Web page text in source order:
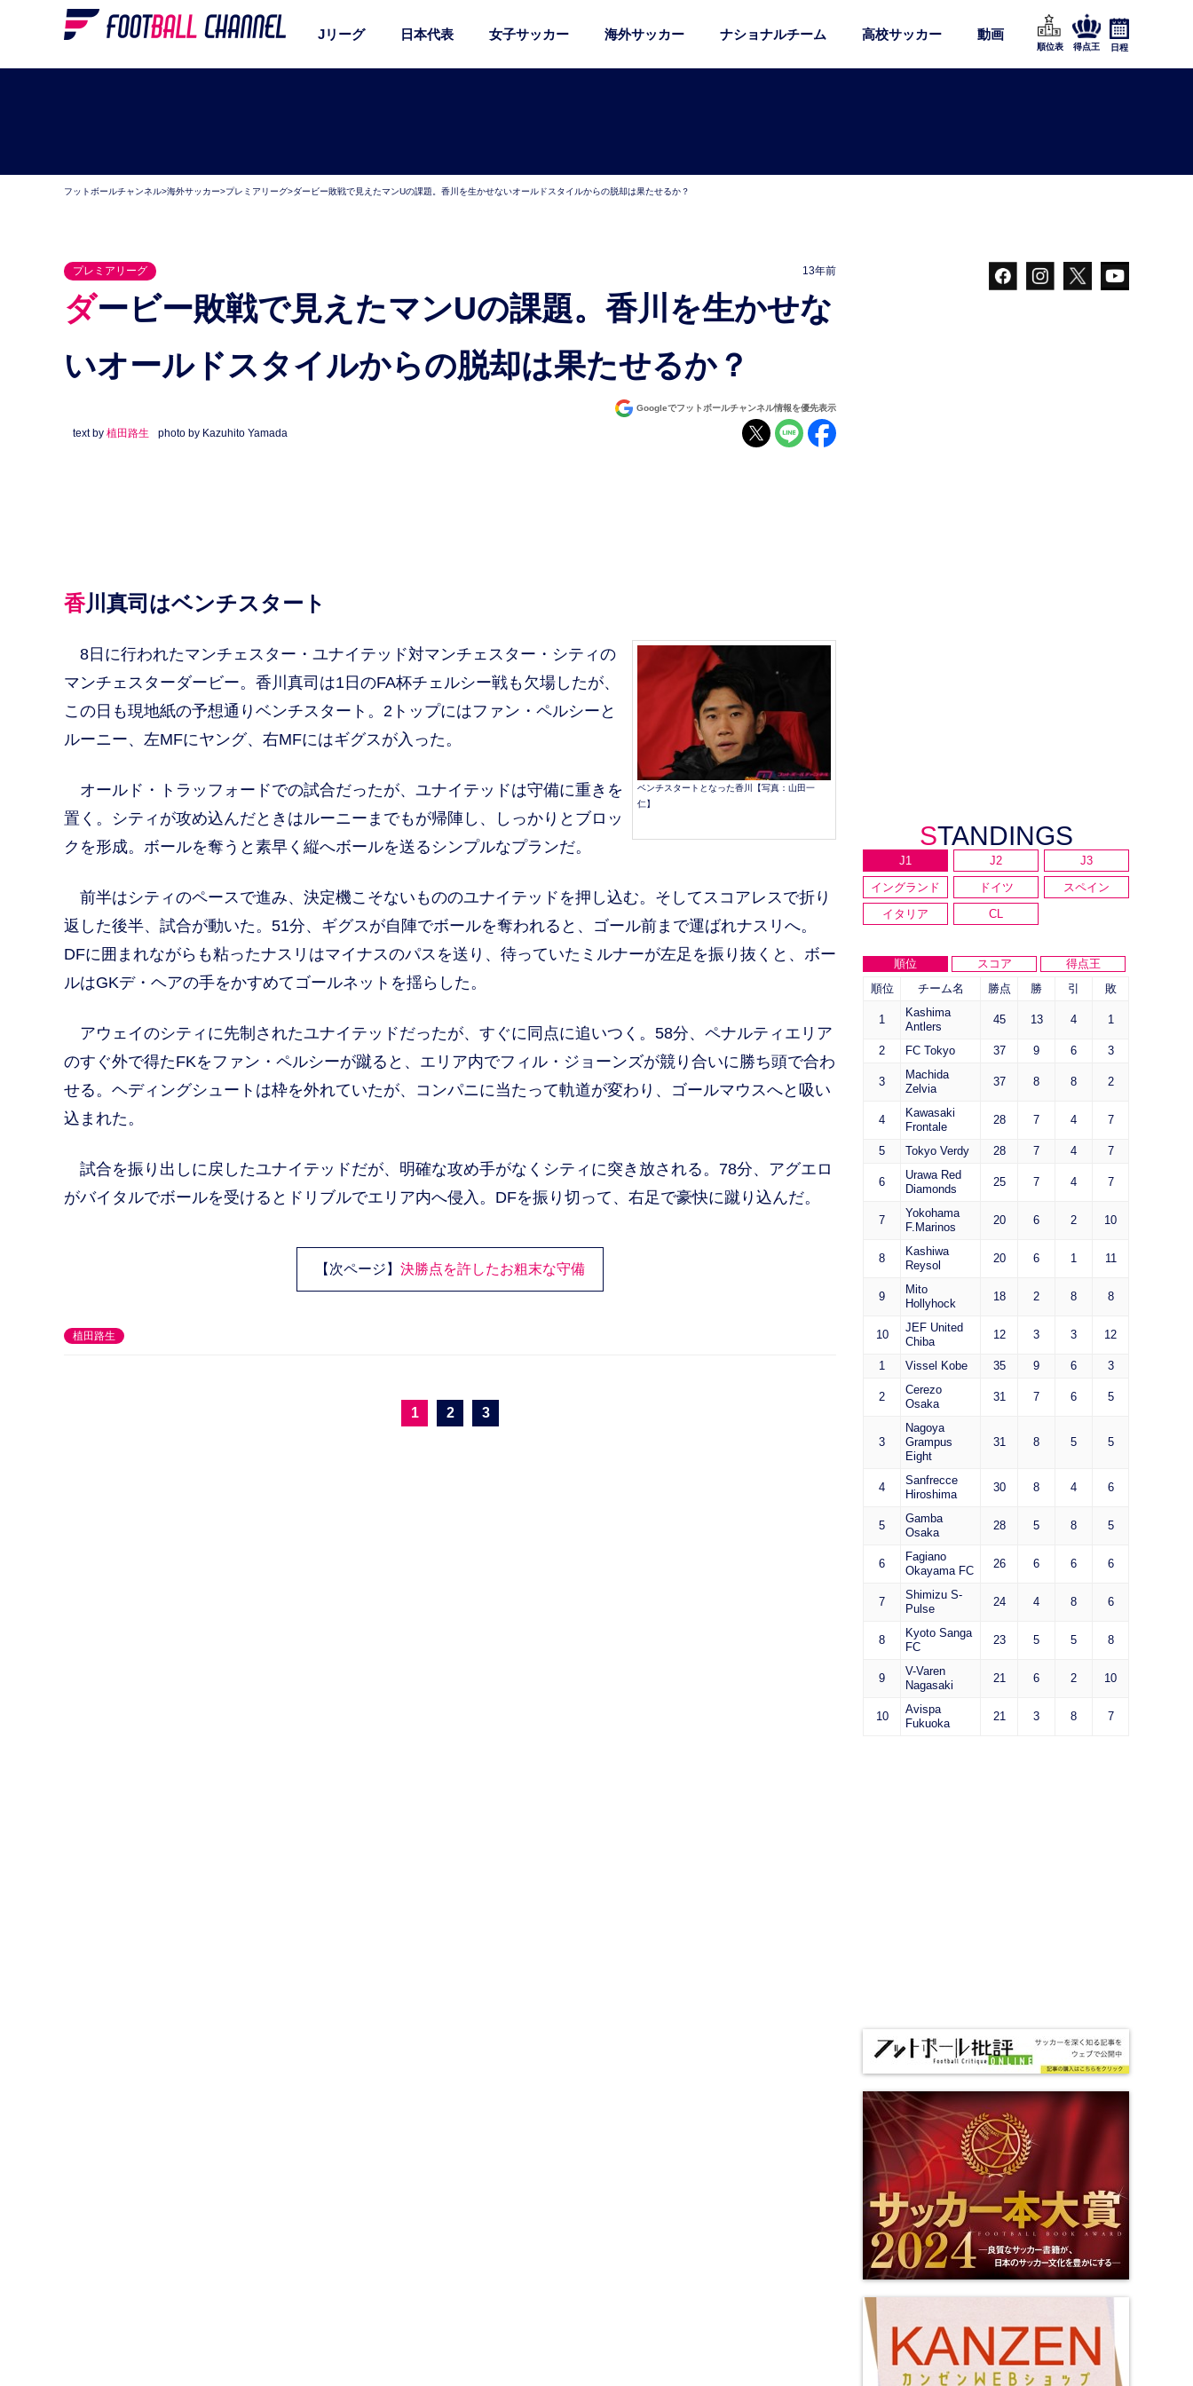
Jリーグ 日本代表 女子サッカー 海外サッカー ナショナルチーム 高校サッカー 動画
順位表 得点王 日程
フットボールチャンネル>海外サッカー>プレミアリーグ>ダービー敗戦で見えたマンUの課題。香川を生かせないオールドスタイルからの脱却は果たせるか？
プレミアリーグ 13年前
ダービー敗戦で見えたマンUの課題。香川を生かせな
いオールドスタイルからの脱却は果たせるか？
Googleでフットボールチャンネル情報を優先表示
text by 植田路生 photo by Kazuhito Yamada
香川真司はベンチスタート
ベンチスタートとなった香川【写真：山田一
仁】
8日に行われたマンチェスター・ユナイテッド対マンチェスター・シティの
マンチェスターダービー。香川真司は1日のFA杯チェルシー戦も欠場したが、
この日も現地紙の予想通りベンチスタート。2トップにはファン・ペルシーと
ルーニー、左MFにヤング、右MFにはギグスが入った。
オールド・トラッフォードでの試合だったが、ユナイテッドは守備に重きを
置く。シティが攻め込んだときはルーニーまでもが帰陣し、しっかりとブロッ
クを形成。ボールを奪うと素早く縦へボールを送るシンプルなプランだ。
前半はシティのペースで進み、決定機こそないもののユナイテッドを押し込む。そしてスコアレスで折り
返した後半、試合が動いた。51分、ギグスが自陣でボールを奪われると、ゴール前まで運ばれナスリへ。
DFに囲まれながらも粘ったナスリはマイナスのパスを送り、待っていたミルナーが左足を振り抜くと、ボー
ルはGKデ・ヘアの手をかすめてゴールネットを揺らした。
アウェイのシティに先制されたユナイテッドだったが、すぐに同点に追いつく。58分、ペナルティエリア
のすぐ外で得たFKをファン・ペルシーが蹴ると、エリア内でフィル・ジョーンズが競り合いに勝ち頭で合わ
せる。ヘディングシュートは枠を外れていたが、コンパニに当たって軌道が変わり、ゴールマウスへと吸い
込まれた。
試合を振り出しに戻したユナイテッドだが、明確な攻め手がなくシティに突き放される。78分、アグエロ
がバイタルでボールを受けるとドリブルでエリア内へ侵入。DFを振り切って、右足で豪快に蹴り込んだ。
【次ページ】 決勝点を許したお粗末な守備
植田路生
1 2 3
STANDINGS
J1 J2
J3
イングランド
ドイツ
スペイン
イタリア
CL
順位 スコア
得点王
順位
チーム名 勝点 勝 引 敗
1
Kashima
Antlers
45 13 4 1
2 FC Tokyo 37 9 6 3
3
Machida
Zelvia
37 8 8 2
4
Kawasaki
Frontale
28 7 4 7
5 Tokyo Verdy 28 7 4 7
6
Urawa Red
Diamonds
25 7 4 7
7
Yokohama
F.Marinos
20 6 2 10
8
Kashiwa
Reysol
20 6 1 11
9
Mito
Hollyhock
18 2 8 8
10
JEF United
Chiba
12 3 3 12
1 Vissel Kobe 35 9 6 3
2
Cerezo
Osaka
31 7 6 5
3
Nagoya
Grampus
Eight
31 8 5 5
4
Sanfrecce
Hiroshima
30 8 4 6
5
Gamba
Osaka
28 5 8 5
6
Fagiano
Okayama FC
26 6 6 6
7
Shimizu S-
Pulse
24 4 8 6
8
Kyoto Sanga
FC
23 5 5 8
9
V-Varen
Nagasaki
21 6 2 10
10
Avispa
Fukuoka
21 3 8 7